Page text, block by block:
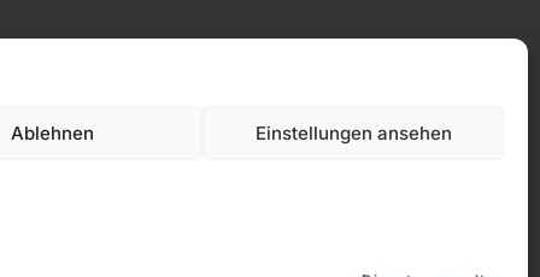
Ablehnen Einstellungen ansehen